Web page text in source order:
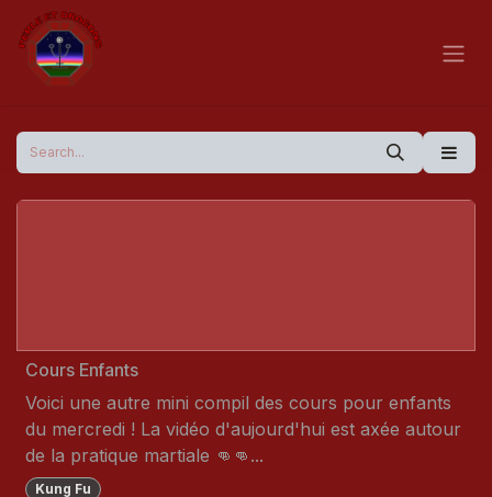
Skip to Content
Cours Enfants
Voici une autre mini compil des cours pour enfants
du mercredi ! La vidéo d'aujourd'hui est axée autour
de la pratique martiale 👊👊...
Kung Fu